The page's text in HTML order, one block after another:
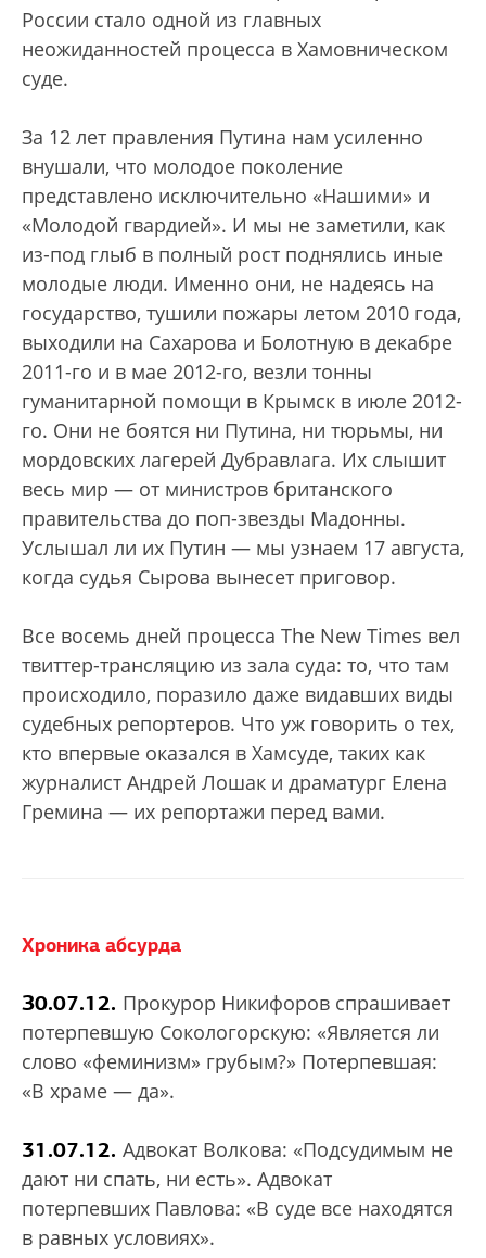
России стало одной из главных
неожиданностей процесса в Хамовническом
суде.
За 12 лет правления Путина нам усиленно
внушали, что молодое поколение
представлено исключительно «Нашими» и
«Молодой гвардией». И мы не заметили, как
из-под глыб в полный рост поднялись иные
молодые люди. Именно они, не надеясь на
государство, тушили пожары летом 2010 года,
выходили на Сахарова и Болотную в декабре
2011-го и в мае 2012-го, везли тонны
гуманитарной помощи в Крымск в июле 2012-
го. Они не боятся ни Путина, ни тюрьмы, ни
мордовских лагерей Дубравлага. Их слышит
весь мир — от министров британского
правительства до поп-звезды Мадонны.
Услышал ли их Путин — мы узнаем 17 августа,
когда судья Сырова вынесет приговор.
Все восемь дней процесса The New Times вел
твиттер-трансляцию из зала суда: то, что там
происходило, поразило даже видавших виды
судебных репортеров. Что уж говорить о тех,
кто впервые оказался в Хамсуде, таких как
журналист Андрей Лошак и драматург Елена
Гремина — их репортажи перед вами.
Хроника абсурда
З0.07.12. Прокурор Никифоров спрашивает
потерпевшую Сокологорскую: «Является ли
слово «феминизм» грубым?» Потерпевшая:
«В храме — да».
31.07.12. Адвокат Волкова: «Подсудимым не
дают ни спать, ни есть». Адвокат
потерпевших Павлова: «В суде все находятся
в равных условиях».